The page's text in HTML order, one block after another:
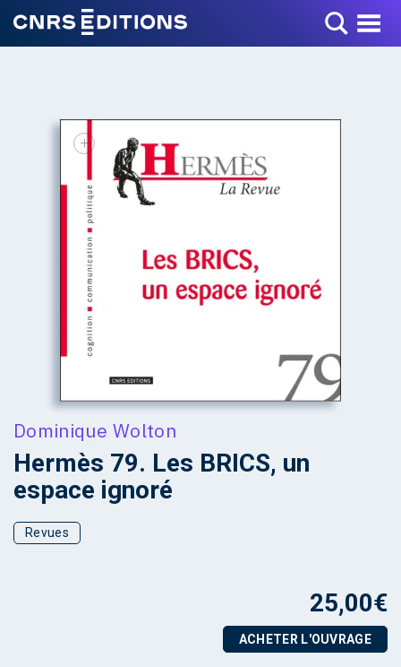
Toggle Menu
+
Dominique Wolton
Hermès 79. Les BRICS, un
espace ignoré
Revues
25,00€
ACHETER L'OUVRAGE